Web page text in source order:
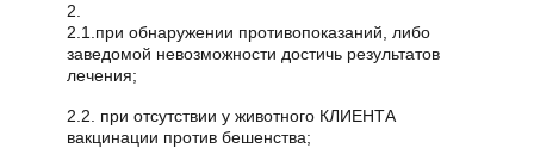
2.
2.1.при обнаружении противопоказаний, либо
заведомой невозможности достичь результатов
лечения;
2.2. при отсутствии у животного КЛИЕНТА
вакцинации против бешенства;